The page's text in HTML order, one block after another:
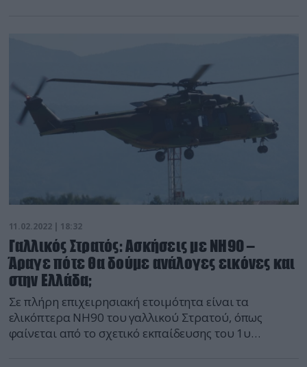
άγνωστος, αλλά είναι απογοητευτικός. Στο ερώτημα
εάν θα […]
11.02.2022 | 18:32
Γαλλικός Στρατός: Ασκήσεις με ΝΗ90 –
Άραγε πότε θα δούμε ανάλογες εικόνες και
στην Ελλάδα;
Σε πλήρη επιχειρησιακή ετοιμότητα είναι τα
ελικόπτερα ΝΗ90 του γαλλικού Στρατού, όπως
φαίνεται από το σχετικό εκπαίδευσης του 1υ